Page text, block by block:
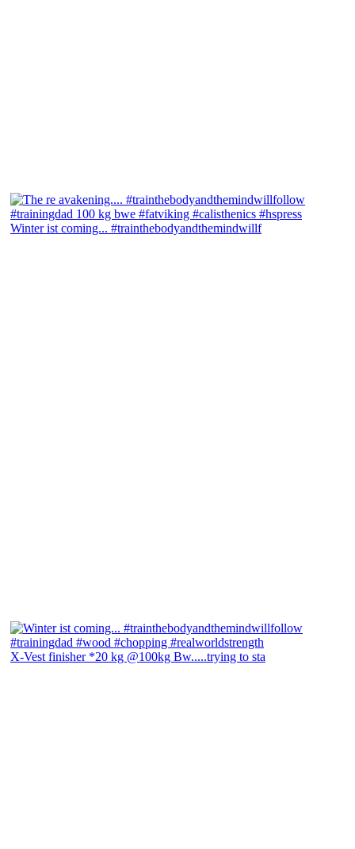
Winter ist coming... #trainthebodyandthemindwillf
X-Vest finisher *20 kg @100kg Bw.....trying to sta